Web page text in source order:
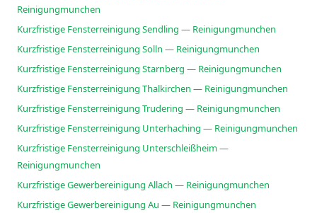
Reinigungmunchen
Kurzfristige Fensterreinigung Sendling — Reinigungmunchen
Kurzfristige Fensterreinigung Solln — Reinigungmunchen
Kurzfristige Fensterreinigung Starnberg — Reinigungmunchen
Kurzfristige Fensterreinigung Thalkirchen — Reinigungmunchen
Kurzfristige Fensterreinigung Trudering — Reinigungmunchen
Kurzfristige Fensterreinigung Unterhaching — Reinigungmunchen
Kurzfristige Fensterreinigung Unterschleißheim —
Reinigungmunchen
Kurzfristige Gewerbereinigung Allach — Reinigungmunchen
Kurzfristige Gewerbereinigung Au — Reinigungmunchen